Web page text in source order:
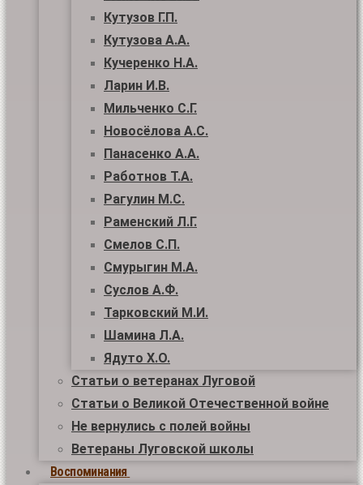
Кутузов Г.П.
Кутузова А.А.
Кучеренко Н.А.
Ларин И.В.
Мильченко С.Г.
Новосёлова А.С.
Панасенко А.А.
Работнов Т.А.
Рагулин М.С.
Раменский Л.Г.
Смелов С.П.
Смурыгин М.А.
Суслов А.Ф.
Тарковский М.И.
Шамина Л.А.
Ядуто Х.О.
Статьи о ветеранах Луговой
Статьи о Великой Отечественной войне
Не вернулись с полей войны
Ветераны Луговской школы
Воспоминания